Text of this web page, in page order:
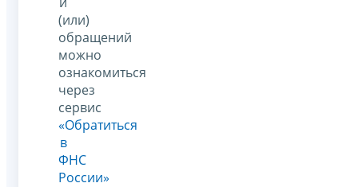
(или)
обращений
можно
ознакомиться
через
сервис
«Обратиться
в
ФНС
России»